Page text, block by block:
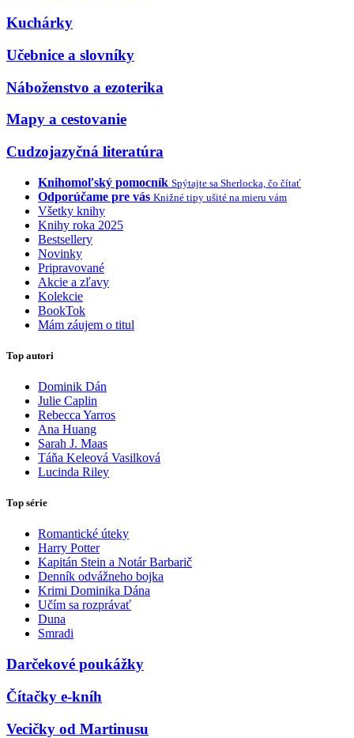
Kuchárky
Učebnice a slovníky
Náboženstvo a ezoterika
Mapy a cestovanie
Cudzojazyčná literatúra
Knihomoľský pomocník Spýtajte sa Sherlocka, čo čítať
Odporúčame pre vás Knižné tipy ušité na mieru vám
Všetky knihy
Knihy roka 2025
Bestsellery
Novinky
Pripravované
Akcie a zľavy
Kolekcie
BookTok
Mám záujem o titul
Top autori
Dominik Dán
Julie Caplin
Rebecca Yarros
Ana Huang
Sarah J. Maas
Táňa Keleová Vasilková
Lucinda Riley
Top série
Romantické úteky
Harry Potter
Kapitán Stein a Notár Barbarič
Denník odvážneho bojka
Krimi Dominika Dána
Učím sa rozprávať
Duna
Smradi
Darčekové poukážky
Čítačky e-kníh
Vecičky od Martinusu